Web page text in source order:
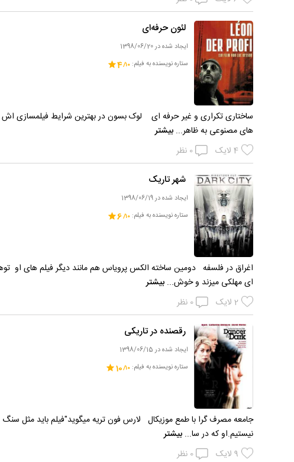
لئون حرفه‌ای
ایجاد شده در 1398/06/20
ستاره نویسنده به فیلم:
4
ساختاری‌ تکراری و غیر حرفه ای لوک بسون در بهترین شرایط فیلمسازی
های مصنوعی به ظاهر...بیشتر
4 لایک 0 نظر
شهر تاریک
ایجاد شده در 1398/06/19
ستاره نویسنده به فیلم:
6
اغراق در فلسفه دومین ساخته الکس پرویاس هم مانند دیگر فیلم های او
ای مهلکی میزند و خوش...بیشتر
2 لایک 0 نظر
رقصنده در تاریکی
ایجاد شده در 1398/06/15
ستاره نویسنده به فیلم:
10
جامعه مصرف گرا با طمع موزیکال لارس فون تریه میگوید"فیلم باید مثل
نیستیم.او که در سا...بیشتر
9 لایک 0 نظر